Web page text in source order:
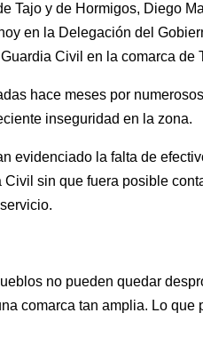
Tajo y de Hormigos, Diego
en la Delegación del
Civil en la comarca de
hace meses por
inseguridad en la zona.
evidenciado la falta de
sin que fuera posible
no pueden quedar
comarca tan amplia. Lo